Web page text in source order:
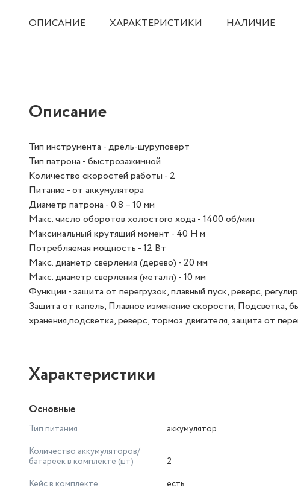
ОПИСАНИЕ ХАРАКТЕРИСТИКИ НАЛИЧИЕ
Описание
Тип инструмента - дрель-шуруповерт
Тип патрона - быстрозажимной
Количество скоростей работы - 2
Питание - от аккумулятора
Диаметр патрона - 0.8 – 10 мм
Макс. число оборотов холостого хода - 1400 об/мин
Максимальный крутящий момент - 40 Н·м
Потребляемая мощность - 12 Вт
Макс. диаметр сверления (дерево) - 20 мм
Макс. диаметр сверления (металл) - 10 мм
Функции - защита от перегрузок, плавный пуск, реверс,
Защита от капель, Плавное изменение скорости, Подсветка,
хранения,подсветка, реверс, тормоз двигателя, защита от
Характеристики
Основные
Тип питания
аккумулятор
Количество аккумуляторов/
батареек в комплекте (шт)
2
Кейс в комплекте
есть